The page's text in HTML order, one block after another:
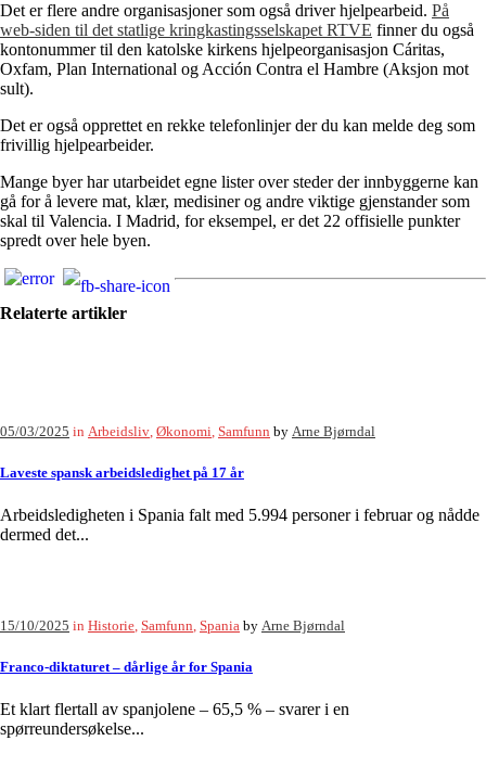
Det er flere andre organisasjoner som også driver hjelpearbeid. På
web-siden til det statlige kringkastingsselskapet RTVE finner du også
kontonummer til den katolske kirkens hjelpeorganisasjon Cáritas,
Oxfam, Plan International og Acción Contra el Hambre (Aksjon mot
sult).
Det er også opprettet en rekke telefonlinjer der du kan melde deg som
frivillig hjelpearbeider.
Mange byer har utarbeidet egne lister over steder der innbyggerne kan
gå for å levere mat, klær, medisiner og andre viktige gjenstander som
skal til Valencia. I Madrid, for eksempel, er det 22 offisielle punkter
spredt over hele byen.
Relaterte artikler
05/03/2025 in Arbeidsliv Økonomi Samfunn by Arne Bjørndal
Laveste spansk arbeidsledighet på 17 år
Arbeidsledigheten i Spania falt med 5.994 personer i februar og nådde
dermed det...
15/10/2025 in Historie, Samfunn, Spania by Arne Bjørndal
Franco-diktaturet – dårlige år for Spania
Et klart flertall av spanjolene – 65,5 % – svarer i en
spørreundersøkelse...